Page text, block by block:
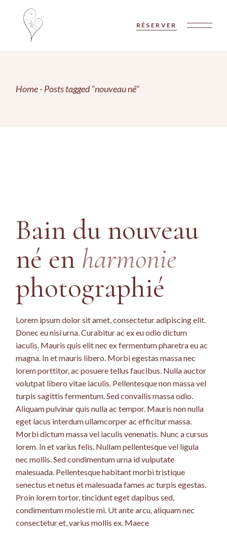
content
RÉSERVER
Home Posts tagged "nouveau né"
Bain du nouveau
né en harmonie
photographié
Lorem ipsum dolor sit amet, consectetur adipiscing elit.
Donec eu nisi urna. Curabitur ac ex eu odio dictum
iaculis. Mauris quis elit nec ex fermentum pharetra eu ac
magna. In et mauris libero. Morbi egestas massa nec
lorem porttitor, ac posuere tellus faucibus. Nulla auctor
volutpat libero vitae iaculis. Pellentesque non massa vel
turpis sagittis fermentum. Sed convallis massa odio.
Aliquam pulvinar quis nulla ac tempor. Mauris non nulla
eget lacus interdum ullamcorper ac efficitur massa.
Morbi dictum massa vel iaculis venenatis. Nunc a cursus
lorem. In et varius felis. Nullam pellentesque vel ligula
nec mollis. Sed condimentum urna id vulputate
malesuada. Pellentesque habitant morbi tristique
senectus et netus et malesuada fames ac turpis egestas.
Proin lorem tortor, tincidunt eget dapibus sed,
condimentum molestie mi. Ut ante arcu, aliquam nec
consectetur et, varius mollis ex. Maece